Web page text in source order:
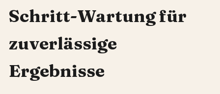
Schritt-Wartung für
zuverlässige
Ergebnisse